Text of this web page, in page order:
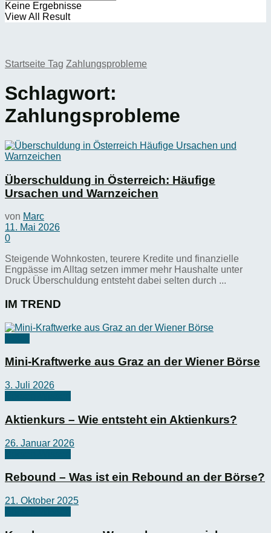
Keine Ergebnisse
View All Result
Startseite Tag Zahlungsprobleme
Schlagwort:
Zahlungsprobleme
Überschuldung in Österreich: Häufige
Ursachen und Warnzeichen
von Marc
11. Mai 2026
0
Steigende Wohnkosten, teurere Kredite und finanzielle
Engpässe im Alltag setzen immer mehr Haushalte unter
Druck Überschuldung entsteht dabei selten durch ...
IM TREND
Mini-Kraftwerke aus Graz an der Wiener Börse
3. Juli 2026
Aktienkurs – Wie entsteht ein Aktienkurs?
26. Januar 2026
Rebound – Was ist ein Rebound an der Börse?
21. Oktober 2025